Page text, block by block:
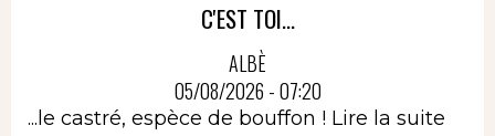
C'EST TOI...
ALBÈ
05/08/2026 - 07:20
...le castré, espèce de bouffon ! Lire la suite